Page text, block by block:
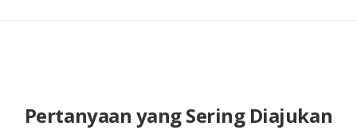
Pertanyaan yang Sering Diajukan